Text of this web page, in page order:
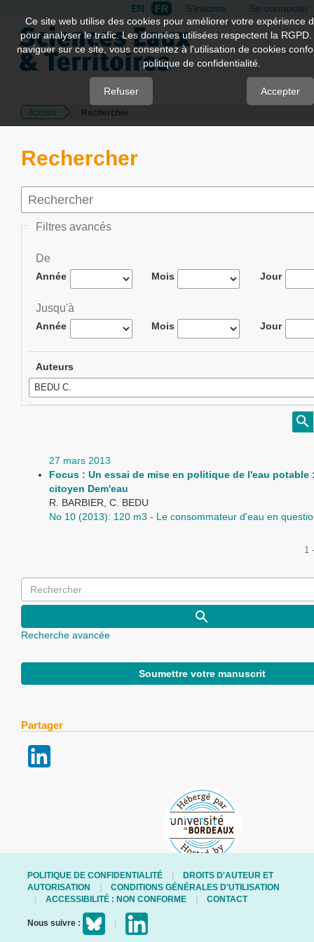
Quick
jump
page
Main
Content
EN FR S'inscrire Se connecter
Accueil Rechercher
Rechercher
Filtres avancés
De
Année Mois Jour
Jusqu'à
Année Mois Jour
Auteurs
27 mars 2013
Focus : Un essai de mise en politique de l'eau potable
citoyen Dem'eau
R. BARBIER, C. BEDU
No 10 (2013): 120 m3 - Le consommateur d'eau en
1
Recherche avancée
Soumettre votre manuscrit
Partager
POLITIQUE DE CONFIDENTIALITÉ
DROITS D'AUTEUR ET
AUTORISATION
CONDITIONS GÉNÉRALES D'UTILISATION
ACCESSIBILITÉ : NON CONFORME
CONTACT
Nous suivre :
Ce site web utilise des cookies pour améliorer votre expérience
pour analyser le trafic. Les données utilisées respectent la
naviguer sur ce site, vous consentez à l'utilisation de cookies
politique de confidentialité.
Refuser Accepter